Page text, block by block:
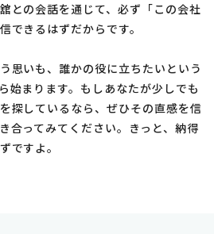
で集中し、妻と特別な
レンチへ。
支えるONとOFFー
境にもこだわりがあるそう
との会話を通じて、必ず「この会社
できるはずだからです。
思いも、誰かの役に立ちたいという
始まります。もしあなたが少しでも
探しているなら、ぜひその直感を信
合ってみてください。きっと、納得
ですよ。